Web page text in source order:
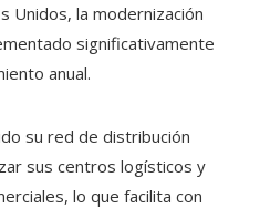
Unidos, la modernización
significativamente
anual.
su red de distribución
sus centros logísticos y
lo que facilita con